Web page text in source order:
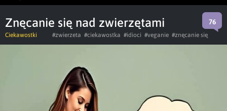
Znęcanie się nad zwierzętami 76
Ciekawostki #zwierzeta #ciekawostka #idioci #veganie #znęcanie się